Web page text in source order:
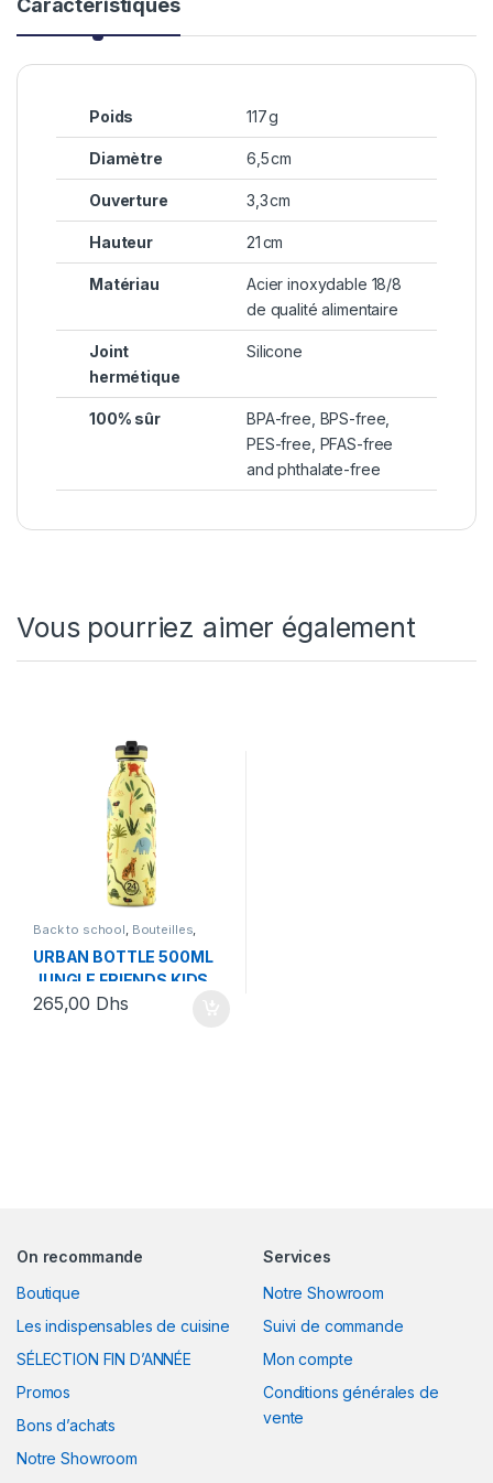
Caractéristiques
Poids 117 g
Diamètre 6,5 cm
Ouverture 3,3 cm
Hauteur 21 cm
Matériau
Acier inoxydable 18/8
de qualité alimentaire
Joint
hermétique
Silicone
100% sûr
BPA-free, BPS-free,
PES-free, PFAS-free
and phthalate-free
Vous pourriez aimer également
Back to school, Bouteilles,
URBAN BOTTLE 500ML
JUNGLE FRIENDS KIDS
265,00 Dhs
On recommande
Boutique
Les indispensables de cuisine
SÉLECTION FIN D’ANNÉE
Promos
Bons d’achats
Notre Showroom
Services
Notre Showroom
Suivi de commande
Mon compte
Conditions générales de
vente